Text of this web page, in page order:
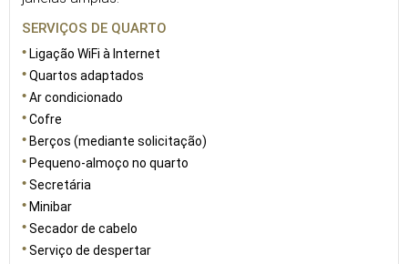
SERVIÇOS DE QUARTO
Ligação WiFi à Internet
Quartos adaptados
Ar condicionado
Cofre
Berços (mediante solicitação)
Pequeno-almoço no quarto
Secretária
Minibar
Secador de cabelo
Serviço de despertar